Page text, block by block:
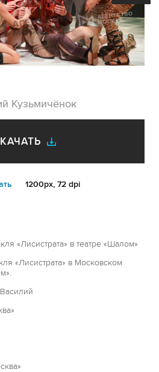
Кузьмичёнок
1200px, 72 dpi
«Лисистрата» в театре «Шалом»
«Лисистрата» в Московском